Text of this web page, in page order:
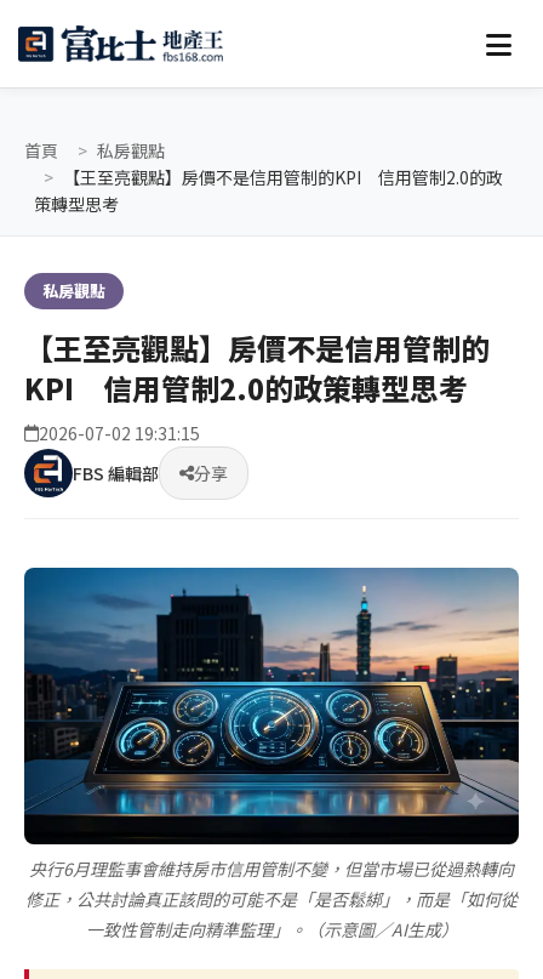
首頁
私房觀點
【王至亮觀點】房價不是信用管制的KPI 信用管制2.0的政
策轉型思考
私房觀點
【王至亮觀點】房價不是信用管制的
KPI 信用管制2.0的政策轉型思考
2026-07-02 19:31:15
FBS 編輯部
分享
央行6月理監事會維持房市信用管制不變，但當市場已從過熱轉向
修正，公共討論真正該問的可能不是「是否鬆綁」，而是「如何從
一致性管制走向精準監理」。（示意圖／AI生成）